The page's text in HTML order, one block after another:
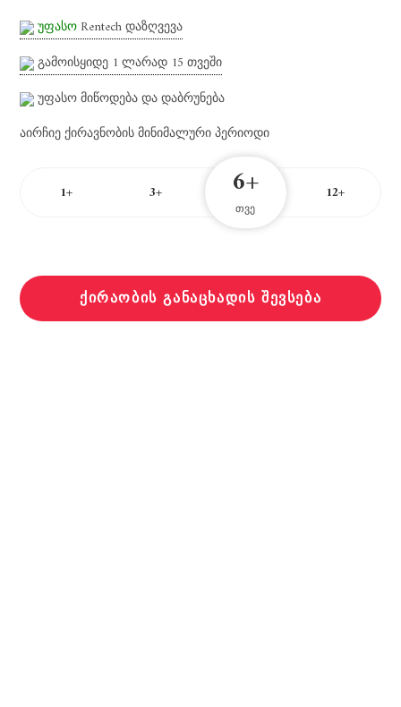
უფასო Rentech დაზღვევა
გამოისყიდე 1 ლარად 15 თვეში
უფასო მიწოდება და დაბრუნება
აირჩიე ქირავნობის მინიმალური პერიოდი
1+ 3+ 6+
თვე
12+
ᲥᲘᲠᲐᲝᲑᲘᲡ ᲒᲐᲜᲐᲪᲮᲐᲓᲘᲡ ᲨᲔᲕᲡᲔᲑᲐ